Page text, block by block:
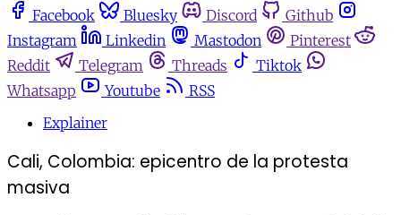
Facebook
Bluesky Discord
Github
Instagram
Linkedin Mastodon
Pinterest
Reddit
Telegram Threads
Tiktok
Whatsapp
Youtube
RSS
Explainer
Cali, Colombia: epicentro de la protesta
masiva